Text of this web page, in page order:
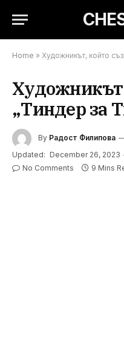
Home » Художникът, който
„Тиндер за
By Радост Филипова
Updated: December 26, 2023
No Comments 9 Mins